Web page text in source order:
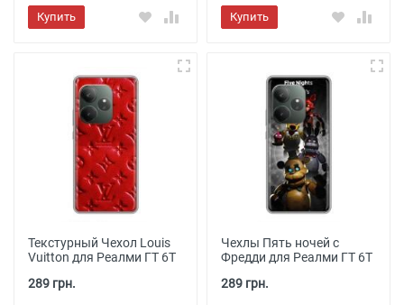
Купить Купить
Текстурный Чехол Louis
Vuitton для Реалми ГТ 6Т
289 грн.
Чехлы Пять ночей с
Фредди для Реалми ГТ 6Т
289 грн.